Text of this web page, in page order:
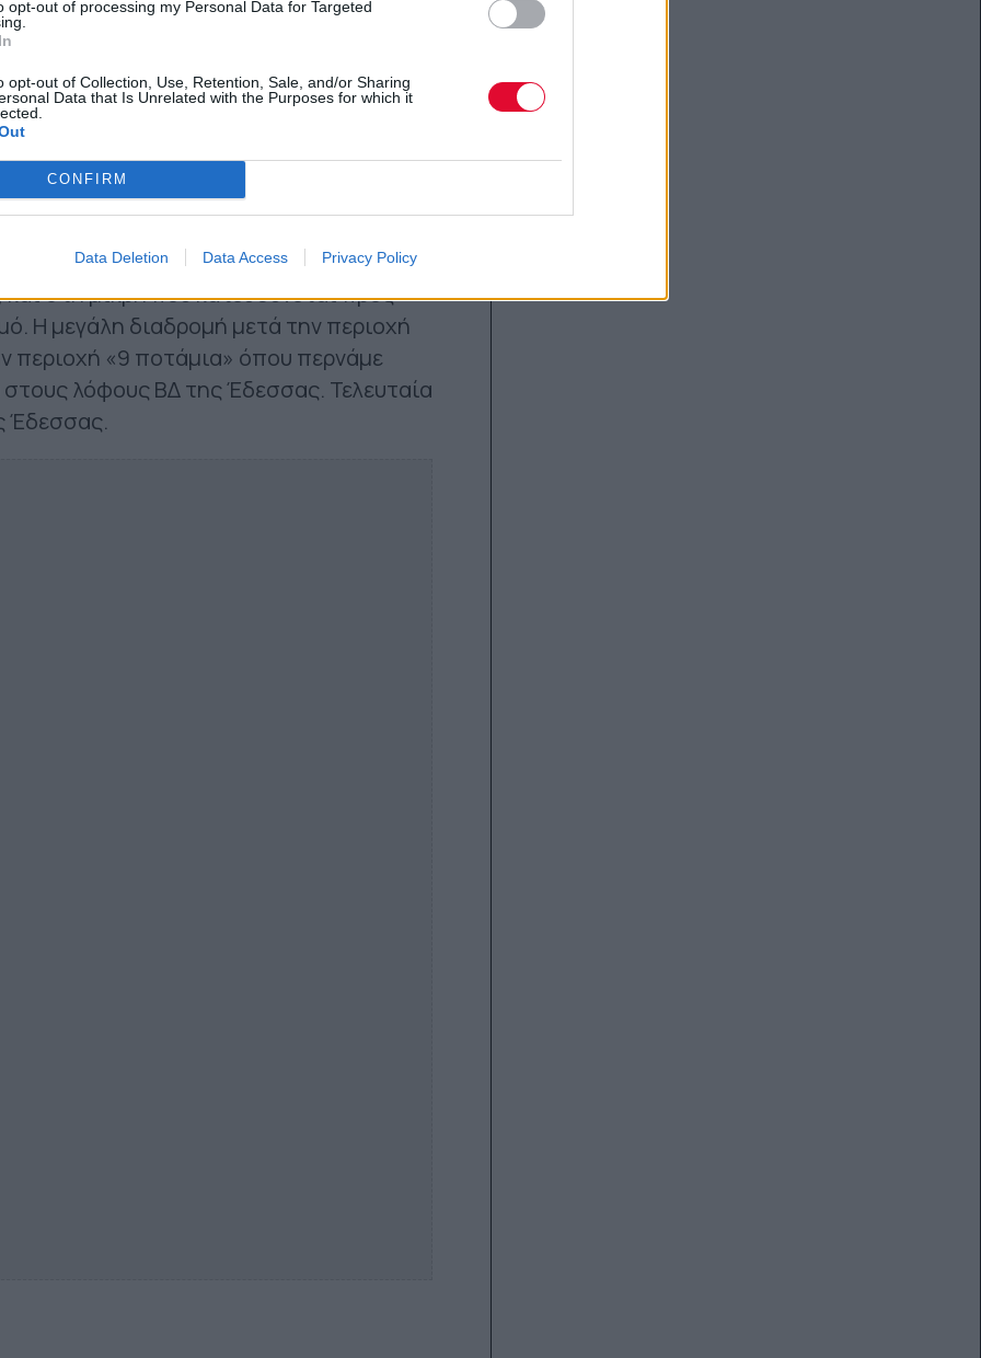
opt-out of processing my Personal Data for Targeted
opt-out of Collection, Use, Retention, Sale, and/or Sharing
Data that Is Unrelated with the Purposes for which it
CONFIRM
Data Deletion Data Access Privacy Policy
πύλες της Αρχαίας πόλης, που ιδρύθηκε
Μονή Αγ. Τριάδος φτάνει στο
τουΥδροηλεκτρικού Σταθμού του
ανασκαφικά ευρήματα της αρχαίας
απολαμβάνοντας
ανατολικά. Η ανάβαση συνεχίζει στο
περιδιαβαίνουμε το δάσος
της διαδρομής. Μέσα από
21ο χιλ. χωρίζει στη μεγάλη που
και στη μικρή που κατευθύνεται προς
Η μεγάλη διαδρομή μετά την περιοχή
περιοχή «9 ποτάμια» όπου περνάμε
στους λόφους ΒΔ της Έδεσσας. Τελευταία
Έδεσσας.